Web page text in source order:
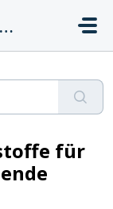
Dr. Almond Support | Hilfeportal
für